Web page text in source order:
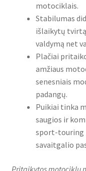
motociklais.
Stabilumas
išlaikytų
valdymą net
Plačiai
amžiaus
senesniais
padangų.
Puikiai tinka
saugios ir
sport-touring
savaitgalio
Pritaikytos motociklų